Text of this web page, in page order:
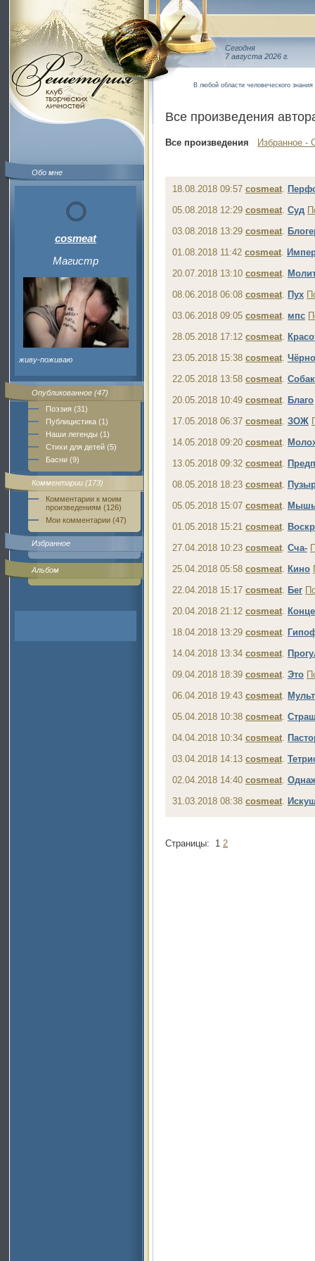
Обо мне
cosmeat
Магистр
живу-поживаю
Опубликованное (47)
Поэзия (31)
Публицистика (1)
Наши легенды (1)
Стихи для детей (5)
Басни (9)
Комментарии (173)
Комментарии к моим
произведениям (126)
Мои комментарии (47)
Избранное
Альбом
Сегодня
7 августа 2026 г.
В любой области человеческого
Все произведения
Все произведения Избранное -
18.08.2018 09:57 cosmeat.
05.08.2018 12:29 cosmeat. Суд
03.08.2018 13:29 cosmeat.
01.08.2018 11:42 cosmeat.
20.07.2018 13:10 cosmeat.
08.06.2018 06:08 cosmeat. Пух
03.06.2018 09:05 cosmeat. мпс
28.05.2018 17:12 cosmeat.
23.05.2018 15:38 cosmeat.
22.05.2018 13:58 cosmeat.
20.05.2018 10:49 cosmeat. Благо
17.05.2018 06:37 cosmeat. ЗОЖ
14.05.2018 09:20 cosmeat.
13.05.2018 09:32 cosmeat.
08.05.2018 18:23 cosmeat.
05.05.2018 15:07 cosmeat.
01.05.2018 15:21 cosmeat.
27.04.2018 10:23 cosmeat. Сча-
25.04.2018 05:58 cosmeat. Кино
22.04.2018 15:17 cosmeat. Бег
20.04.2018 21:12 cosmeat.
18.04.2018 13:29 cosmeat.
14.04.2018 13:34 cosmeat.
09.04.2018 18:39 cosmeat. Это
06.04.2018 19:43 cosmeat.
05.04.2018 10:38 cosmeat.
04.04.2018 10:34 cosmeat.
03.04.2018 14:13 cosmeat.
02.04.2018 14:40 cosmeat.
31.03.2018 08:38 cosmeat.
Страницы: 1 2